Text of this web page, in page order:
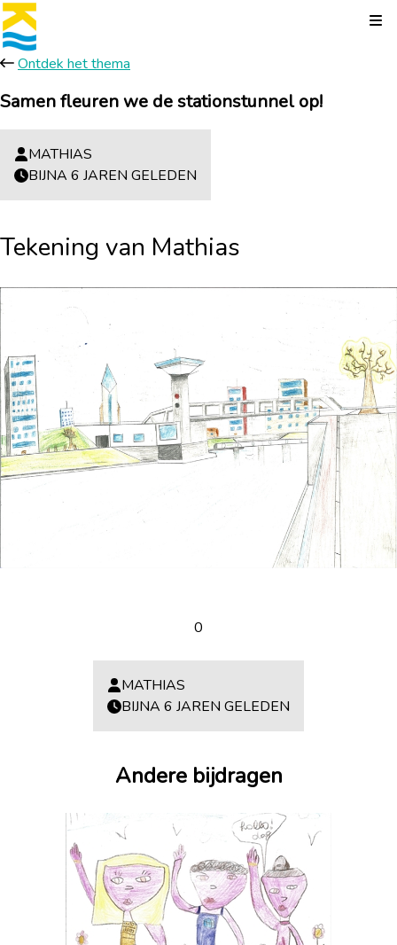
Ontdek het thema
Samen fleuren we de stationstunnel op!
MATHIAS
BIJNA 6 JAREN GELEDEN
Tekening van Mathias
0
MATHIAS
BIJNA 6 JAREN GELEDEN
Andere bijdragen